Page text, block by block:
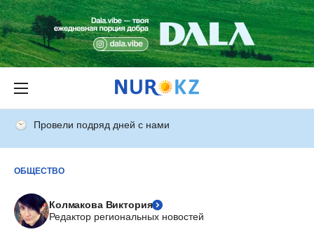
Провели подряд дней с нами
ОБЩЕСТВО
Колмакова Виктория
Редактор региональных новостей